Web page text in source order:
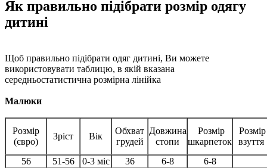
Як правильно підібрати розмір одягу
дитині
Щоб правильно підібрати одяг дитині, Ви можете
використовувати таблицю, в якій вказана
середньостатистична розмірна лінійка
Малюки
Розмір
(євро)
Зріст Вік
Обхват
грудей
Довжина
стопи
Розмір
шкарпеток
Розмір
взуття
56
51-56 0-3 міс 36 6-8
6-8